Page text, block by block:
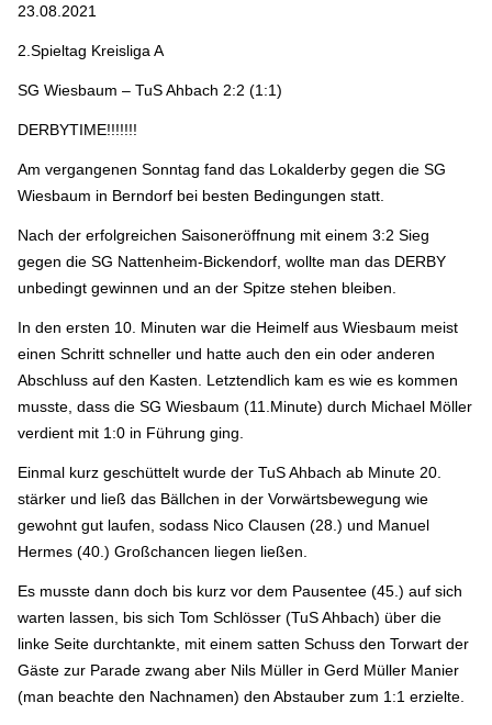
23.08.2021
2.Spieltag Kreisliga A
SG Wiesbaum – TuS Ahbach 2:2 (1:1)
DERBYTIME!!!!!!!
Am vergangenen Sonntag fand das Lokalderby gegen die SG
Wiesbaum in Berndorf bei besten Bedingungen statt.
Nach der erfolgreichen Saisoneröffnung mit einem 3:2 Sieg
gegen die SG Nattenheim-Bickendorf, wollte man das DERBY
unbedingt gewinnen und an der Spitze stehen bleiben.
In den ersten 10. Minuten war die Heimelf aus Wiesbaum meist
einen Schritt schneller und hatte auch den ein oder anderen
Abschluss auf den Kasten. Letztendlich kam es wie es kommen
musste, dass die SG Wiesbaum (11.Minute) durch Michael Möller
verdient mit 1:0 in Führung ging.
Einmal kurz geschüttelt wurde der TuS Ahbach ab Minute 20.
stärker und ließ das Bällchen in der Vorwärtsbewegung wie
gewohnt gut laufen, sodass Nico Clausen (28.) und Manuel
Hermes (40.) Großchancen liegen ließen.
Es musste dann doch bis kurz vor dem Pausentee (45.) auf sich
warten lassen, bis sich Tom Schlösser (TuS Ahbach) über die
linke Seite durchtankte, mit einem satten Schuss den Torwart der
Gäste zur Parade zwang aber Nils Müller in Gerd Müller Manier
(man beachte den Nachnamen) den Abstauber zum 1:1 erzielte.